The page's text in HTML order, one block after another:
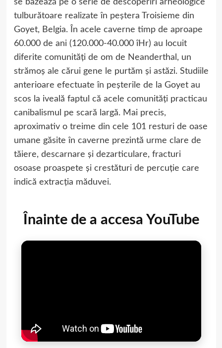
se bazează pe o serie de descoperiri arheologice
tulburătoare realizate în peștera Troisieme din
Goyet, Belgia. În acele caverne timp de aproape
60.000 de ani (120.000-40.000 îHr) au locuit
diferite comunități de om de Neanderthal, un
strămoș ale cărui gene le purtăm și astăzi. Studiile
anterioare efectuate în peșterile de la Goyet au
scos la iveală faptul că acele comunități practicau
canibalismul pe scară largă. Mai precis,
aproximativ o treime din cele 101 resturi de oase
umane găsite în caverne prezintă urme clare de
tăiere, descarnare și dezarticulare, fracturi
osoase proaspete și crestături de percuție care
indică extracția măduvei.
Înainte de a accesa YouTube